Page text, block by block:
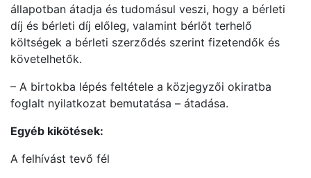
állapotban átadja és tudomásul veszi, hogy a bérleti
díj és bérleti díj előleg, valamint bérlőt terhelő
költségek a bérleti szerződés szerint fizetendők és
követelhetők.
– A birtokba lépés feltétele a közjegyzői okiratba
foglalt nyilatkozat bemutatása – átadása.
Egyéb kikötések:
A felhívást tevő fél